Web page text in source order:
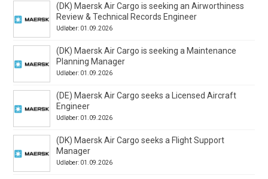
(DK) Maersk Air Cargo is seeking an Airworthiness
Review & Technical Records Engineer
Udløber: 01.09.2026
(DK) Maersk Air Cargo is seeking a Maintenance
Planning Manager
Udløber: 01.09.2026
(DE) Maersk Air Cargo seeks a Licensed Aircraft
Engineer
Udløber: 01.09.2026
(DK) Maersk Air Cargo seeks a Flight Support
Manager
Udløber: 01.09.2026